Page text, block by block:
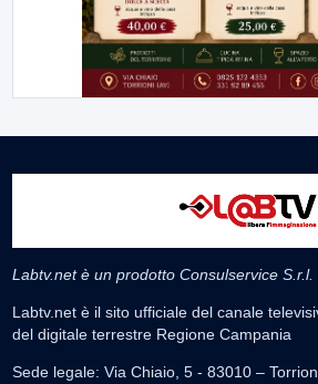
Labtv.net è un prodotto Consulservice S.r.l.
Labtv.net è il sito ufficiale del canale
del digitale terrestre Regione Campania
Sede legale: Via Chiaio, 5 - 83010 –